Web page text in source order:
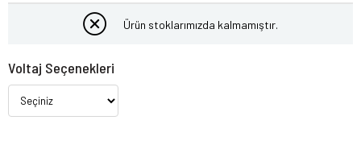
Ürün stoklarımızda kalmamıştır.
Voltaj Seçenekleri